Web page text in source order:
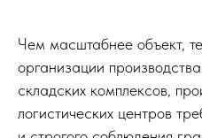
Чем масштабнее объект,
организации
складских комплексов,
логистических центров